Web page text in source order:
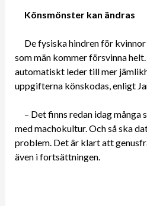
Könsmönster kan ändras
De fysiska hindren för
som män kommer försvinna
automatiskt leder till mer
uppgifterna könskodas, enligt
– Det finns redan idag många
med machokultur. Och så ska
problem. Det är klart att
även i fortsättningen.